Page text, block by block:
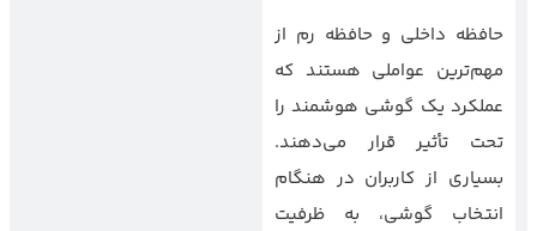
حافظه داخلی و حافظه رم از
مهم‌ترین عواملی هستند که
عملکرد یک گوشی هوشمند را
تحت تأثیر قرار می‌دهند.
بسیاری از کاربران در هنگام
انتخاب گوشی، به ظرفیت